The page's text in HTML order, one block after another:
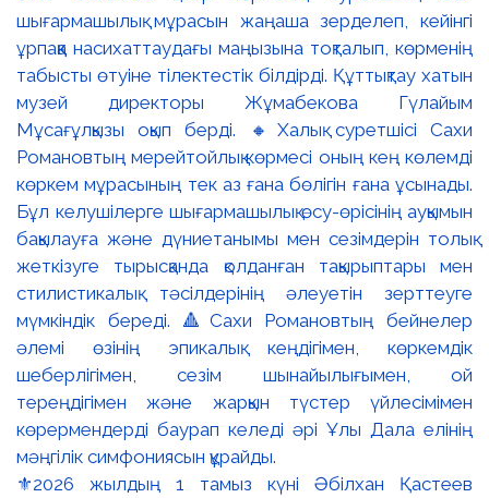
⚜️2026 жылдың 1 тамыз күні Әбілхан Қастеев